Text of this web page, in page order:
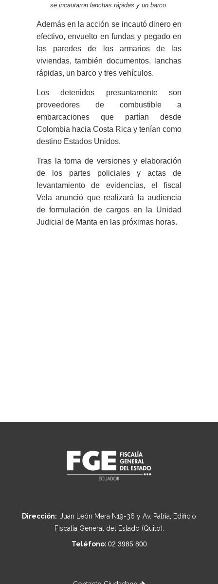
se incautaron lanchas rápidas y un barco.
Además en la acción se incautó dinero en
efectivo, envuelto en fundas y pegado en
las paredes de los armarios de las
viviendas, también documentos, lanchas
rápidas, un barco y tres vehículos.
Los detenidos presuntamente son
proveedores de combustible a
embarcaciones que partían desde
Colombia hacia Costa Rica y tenían como
destino Estados Unidos.
Tras la toma de versiones y elaboración
de los partes policiales y actas de
levantamiento de evidencias, el fiscal
Vela anunció que realizará la audiencia
de formulación de cargos en la Unidad
Judicial de Manta en las próximas horas.
Dirección: Juan León Mera N19-36 y Av. Patria, Edificio
Fiscalía General del Estado (Quito).
Teléfono: 02 3985 800